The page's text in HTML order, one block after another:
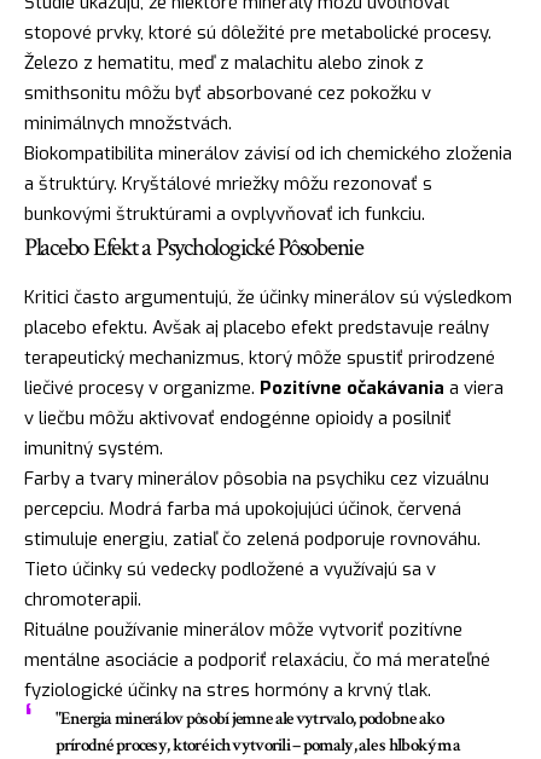
stopové prvky, ktoré sú dôležité pre metabolické procesy.
Železo z hematitu, meď z malachitu alebo zinok z
smithsonitu môžu byť absorbované cez pokožku v
minimálnych množstvách.
Biokompatibilita minerálov závisí od ich chemického zloženia
a štruktúry. Kryštálové mriežky môžu rezonovať s
bunkovými štruktúrami a ovplyvňovať ich funkciu.
Placebo Efekt a Psychologické Pôsobenie
Kritici často argumentujú, že účinky minerálov sú výsledkom
placebo efektu. Avšak aj placebo efekt predstavuje reálny
terapeutický mechanizmus, ktorý môže spustiť prirodzené
liečivé procesy v organizme. Pozitívne očakávania a viera
v liečbu môžu aktivovať endogénne opioidy a posilniť
imunitný systém.
Farby a tvary minerálov pôsobia na psychiku cez vizuálnu
percepciu. Modrá farba má upokojujúci účinok, červená
stimuluje energiu, zatiaľ čo zelená podporuje rovnováhu.
Tieto účinky sú vedecky podložené a využívajú sa v
chromoterapii.
Rituálne používanie minerálov môže vytvoriť pozitívne
mentálne asociácie a podporiť relaxáciu, čo má merateľné
fyziologické účinky na stres hormóny a krvný tlak.
"Energia minerálov pôsobí jemne ale vytrvalo, podobne ako
prírodné procesy, ktoré ich vytvorili – pomaly, ale s hlbokým a